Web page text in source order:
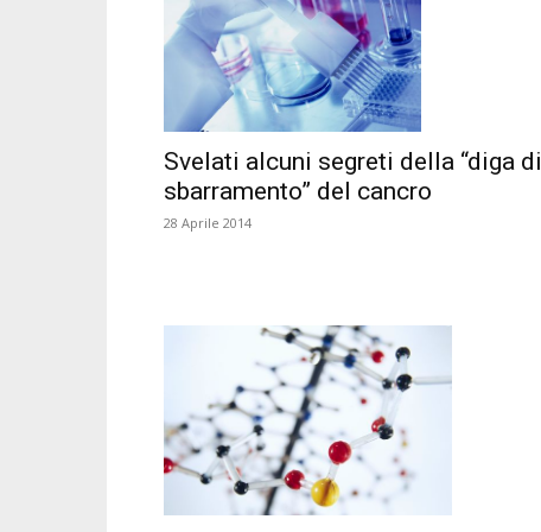
Svelati alcuni segreti della “diga di
sbarramento” del cancro
28 Aprile 2014